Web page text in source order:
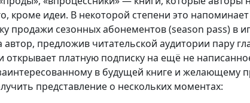
кроме идеи. В некоторой степени это
продажи сезонных абонементов (season pass) в
предложив читательской аудитории пару
открывает платную подписку на ещё не
в будущей книге и желающему
представление о нескольких моментах: